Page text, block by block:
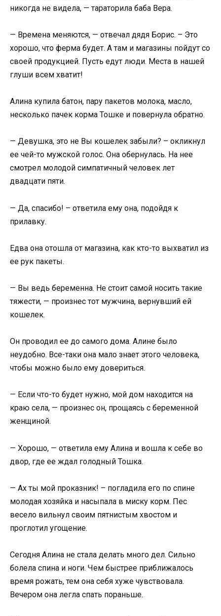
никогда не видела, — тараторила баба Вера.
— Времена меняются, — отвечал дядя Борис. – Это
хорошо, что ферма будет. А там и магазины пойдут со
своей продукцией. Пусть едут люди. Места в нашей
глуши всем хватит!
Алина купила батон, пару пакетов молока, масло,
несколько пачек корма Тошке и повернула обратно.
— Девушка, это не Вы кошелек забыли? – окликнул
ее чей-то мужской голос. Она обернулась. На нее
смотрел молодой симпатичный человек лет
двадцати пяти.
— Да, спасибо! – ответила ему она, подойдя к
прилавку.
Едва она отошла от магазина, как кто-то выхватил из
ее рук пакеты.
— Вы ведь беременна. Не стоит самой носить такие
тяжести, — произнес тот мужчина, вернувший ей
кошелек.
Он проводил ее до самого дома. Алине было
неудобно. Все-таки она мало знает этого человека,
чтобы можно было ему довериться.
— Если что-то будет нужно, мой дом находится на
краю села, — произнес он, прощаясь с беременной
женщиной.
— Хорошо, — ответила ему Алина и вошла к себе во
двор, где ее ждал голодный Тошка.
— Ах ты мой проказник! – погладила его по спине
молодая хозяйка и насыпала в миску корм. Пес
весело вильнул своим пятнистым хвостом и
проглотил угощение.
Сегодня Алина не стала делать много дел. Сильно
болела спина и ноги. Чем быстрее приближалось
время рожать, тем она себя хуже чувствовала.
Вечером она легла спать пораньше.